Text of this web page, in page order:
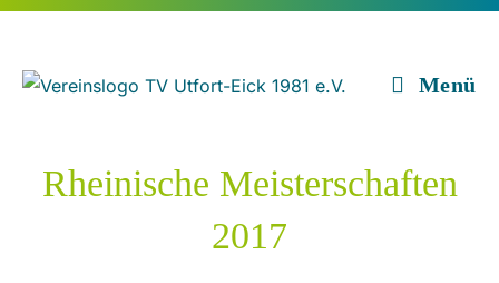
Zum
springen
Menü
Rheinische Meisterschaften
2017